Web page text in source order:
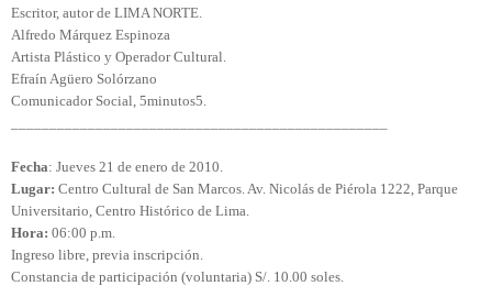
Escritor, autor de LIMA NORTE.
Alfredo Márquez Espinoza
Artista Plástico y Operador Cultural.
Efraín Agüero Solórzano
Comunicador Social, 5minutos5.
Fecha: Jueves 21 de enero de 2010.
Lugar: Centro Cultural de San Marcos. Av. Nicolás de Piérola 1222, Parque
Universitario, Centro Histórico de Lima.
Hora: 06:00 p.m.
Ingreso libre, previa inscripción.
Constancia de participación (voluntaria) S/. 10.00 soles.